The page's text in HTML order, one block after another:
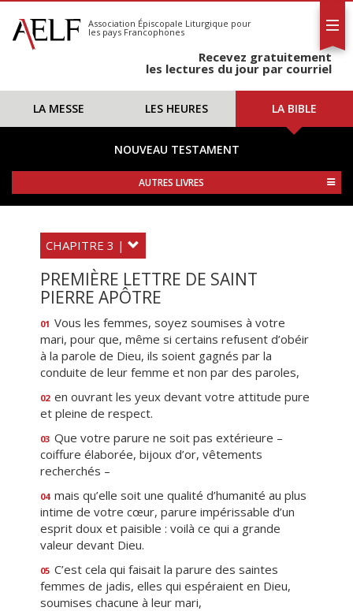
S'abonner
Calendrier
Association Épiscopale Liturgique pour
les pays Francophones
Recevez gratuitement
les lectures du jour par courriel
LA MESSE LES HEURES LA BIBLE
NOUVEAU TESTAMENT
AUTRES LIVRES
CHAPITRE 3 |
PREMIÈRE LETTRE DE SAINT
PIERRE APÔTRE
01 Vous les femmes, soyez soumises à votre
mari, pour que, même si certains refusent d’obéir
à la parole de Dieu, ils soient gagnés par la
conduite de leur femme et non par des paroles,
02 en ouvrant les yeux devant votre attitude pure
et pleine de respect.
03 Que votre parure ne soit pas extérieure –
coiffure élaborée, bijoux d’or, vêtements
recherchés –
04 mais qu’elle soit une qualité d’humanité au plus
intime de votre cœur, parure impérissable d’un
esprit doux et paisible : voilà ce qui a grande
valeur devant Dieu.
05 C’est cela qui faisait la parure des saintes
femmes de jadis, elles qui espéraient en Dieu,
soumises chacune à leur mari,